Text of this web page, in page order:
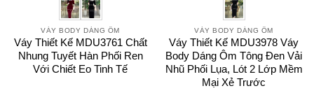
VÁY BODY DÁNG ÔM
Váy Thiết Kế MDU3761 Chất
Nhung Tuyết Hàn Phối Ren
Với Chiết Eo Tinh Tế
VÁY BODY DÁNG ÔM
Váy Thiết Kế MDU3978 Váy
Body Dáng Ôm Tông Đen Vải
Nhũ Phối Lụa, Lót 2 Lớp Mềm
Mại Xẻ Trước